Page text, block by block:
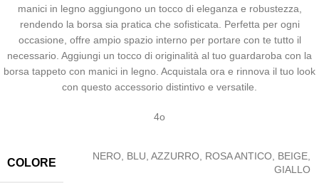
manici in legno aggiungono un tocco di eleganza e robustezza,
rendendo la borsa sia pratica che sofisticata. Perfetta per ogni
occasione, offre ampio spazio interno per portare con te tutto il
necessario. Aggiungi un tocco di originalità al tuo guardaroba con la
borsa tappeto con manici in legno. Acquistala ora e rinnova il tuo look
con questo accessorio distintivo e versatile.
4o
COLORE
NERO, BLU, AZZURRO, ROSA ANTICO, BEIGE,
GIALLO